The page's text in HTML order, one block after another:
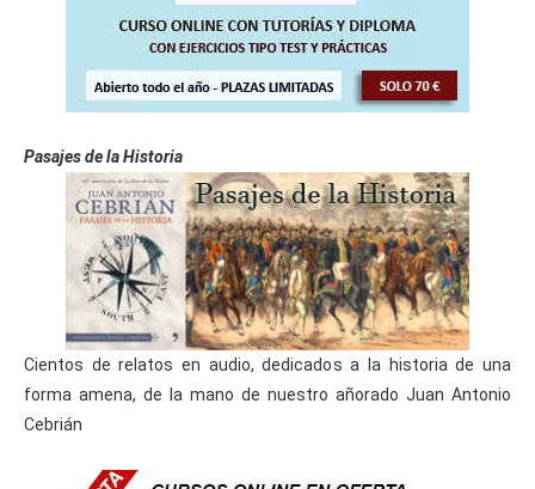
Pasajes de la Historia
Cientos de relatos en audio, dedicados a la historia de una
forma amena, de la mano de nuestro añorado Juan Antonio
Cebrián